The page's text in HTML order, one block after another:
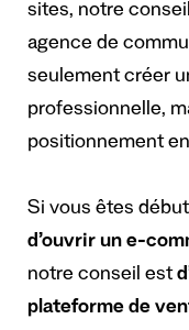
sites, notre
agence de
seulement créer
professionnelle,
positionnement
Si vous êtes
d’ouvrir un e-
notre conseil est
plateforme de